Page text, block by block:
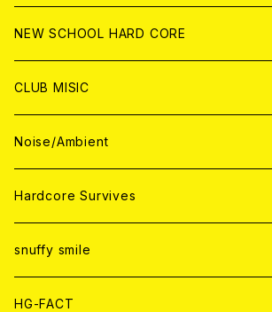
CD
ANALOG
CD
ANALOG
CD
ANALOG
WORLD
CD
ANALOG
JAPAN
CD
ANALOG
WORLD
CD
ANALOG
NEW SCHOOL HARD CORE
JAPAN
CD
ANALOG
WORLD
CD
ANALOG
CLUB MISIC
JAPAN
CD
ANALOG
WORLD
CD
ANALOG
Noise/Ambient
JAPAN
CD
ANALOG
WORLD
CD
Hardcore Survives
snuffy smile
HG-FACT